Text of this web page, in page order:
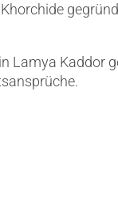
Kaddor